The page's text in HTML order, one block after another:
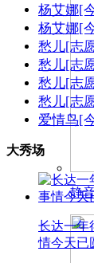
静
杨艾娜[
杨艾娜[
愁儿[志
愁儿[志
愁儿[志
愁儿[志
爱情鸟[
大秀场
长达一年
情今天已